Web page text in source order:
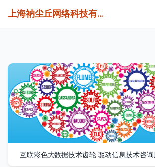
上海衲尘丘网络科技有限公司
互联彩色大数据技术齿轮 驱动信息技术咨